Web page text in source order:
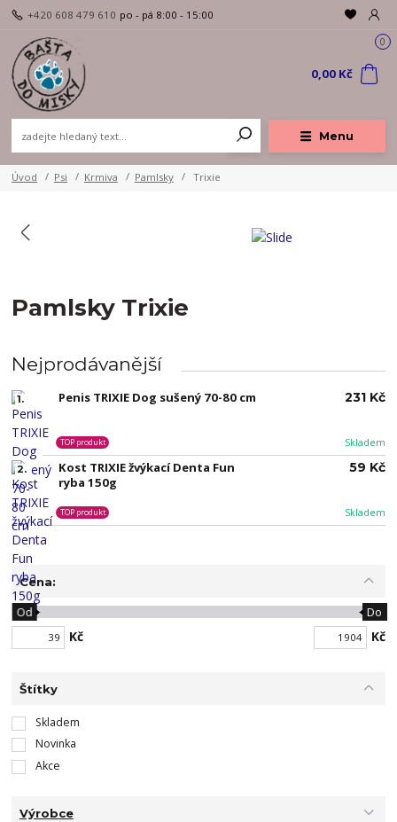
Menu
+420 608 479 610 po - pá 8:00 - 15:00
0
0,00 Kč
Úvod Psi Krmiva Pamlsky Trixie
Pamlsky Trixie
Nejprodávanější
1. Penis TRIXIE Dog sušený 70-80 cm
Skladem
TOP produkt
231 Kč
2.
Kost TRIXIE žvýkací Denta Fun
ryba 150g
Skladem
TOP produkt
59 Kč
Cena:
Kč
Od Do
Kč
Štítky
Skladem
Novinka
Akce
Výrobce